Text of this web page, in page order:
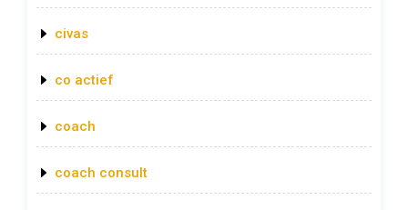
civas
co actief
coach
coach consult